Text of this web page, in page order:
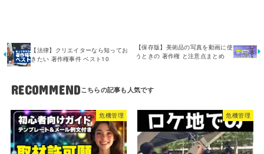
【法律】クリエイターなら知ってお
きたい 著作権事件 ベスト10
【保存版】美術品の写真を動画に使
うときの 著作権 と注意点まとめ
RECOMMEND
危機管理 危機管理